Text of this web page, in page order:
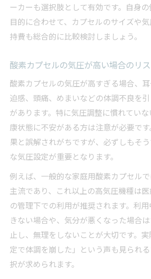
ーカーも選択肢として有効です。自身
目的に合わせて、カプセルのサイズや
持費も総合的に比較検討しましょう。
酸素カプセルの気圧が高い場合のリ
酸素カプセルの気圧が高すぎる場合、
迫感、頭痛、めまいなどの体調不良を
があります。特に気圧調整に慣れてい
康状態に不安がある方は注意が必要で
果と誤解されがちですが、必ずしもそ
な気圧設定が重要となります。
例えば、一般的な家庭用酸素カプセル
主流であり、これ以上の高気圧機種は
の管理下での利用が推奨されます。利
きない場合や、気分が悪くなった場合
止し、無理をしないことが大切です。
定で体調を崩した」という声も見られ
択が求められます。